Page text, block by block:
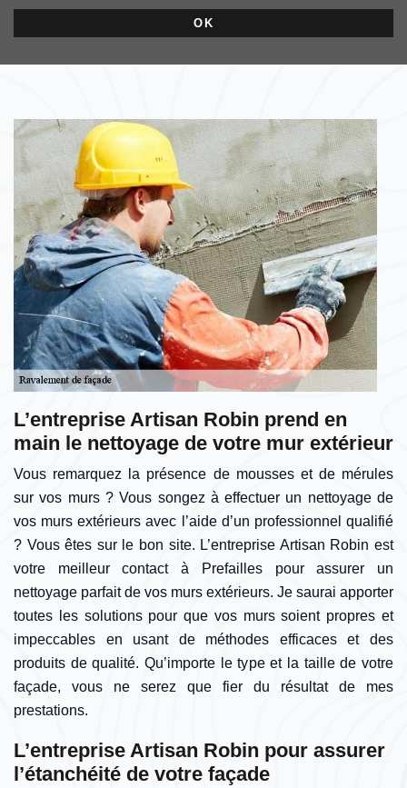
L’entreprise Artisan Robin prend en
main le nettoyage de votre mur extérieur
Vous remarquez la présence de mousses et de mérules
sur vos murs ? Vous songez à effectuer un nettoyage de
vos murs extérieurs avec l’aide d’un professionnel qualifié
? Vous êtes sur le bon site. L’entreprise Artisan Robin est
votre meilleur contact à Prefailles pour assurer un
nettoyage parfait de vos murs extérieurs. Je saurai apporter
toutes les solutions pour que vos murs soient propres et
impeccables en usant de méthodes efficaces et des
produits de qualité. Qu’importe le type et la taille de votre
façade, vous ne serez que fier du résultat de mes
prestations.
L’entreprise Artisan Robin pour assurer
l’étanchéité de votre façade